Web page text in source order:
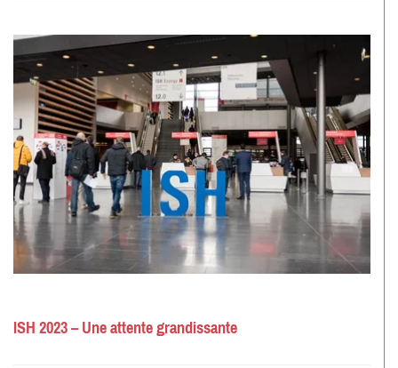
ISH 2023 – Une attente grandissante